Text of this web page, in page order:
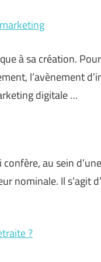
à sa création.
l’avènement
digitale …
au sein
nominale. Il s’agit
?